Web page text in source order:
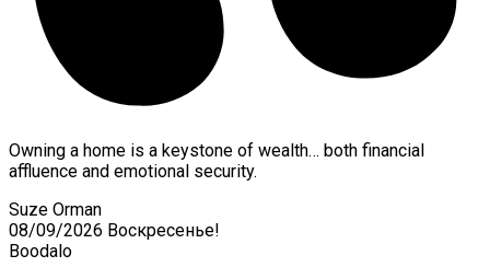
Owning a home is a keystone of wealth… both financial
affluence and emotional security.
Suze Orman
08/09/2026 Воскресенье!
Boodalo